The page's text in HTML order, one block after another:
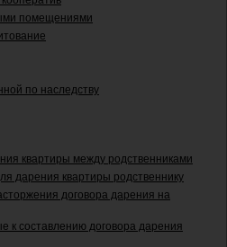
помещениями
по наследству
квартиры между родственниками
дарения квартиры родственнику
договора дарения на
к составлению договора дарения